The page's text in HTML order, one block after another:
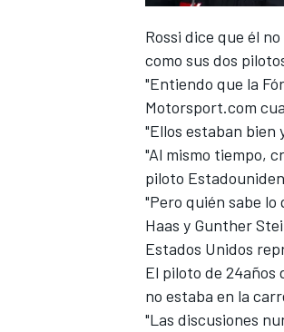
Rossi dice que él
como sus dos
"Entiendo que la
Motorsport.com
"Ellos estaban bien
"Al mismo tiempo,
piloto
"Pero quién sabe
Haas y Gunther
Estados Unidos
El piloto de 24años
no estaba en la
"Las discusiones